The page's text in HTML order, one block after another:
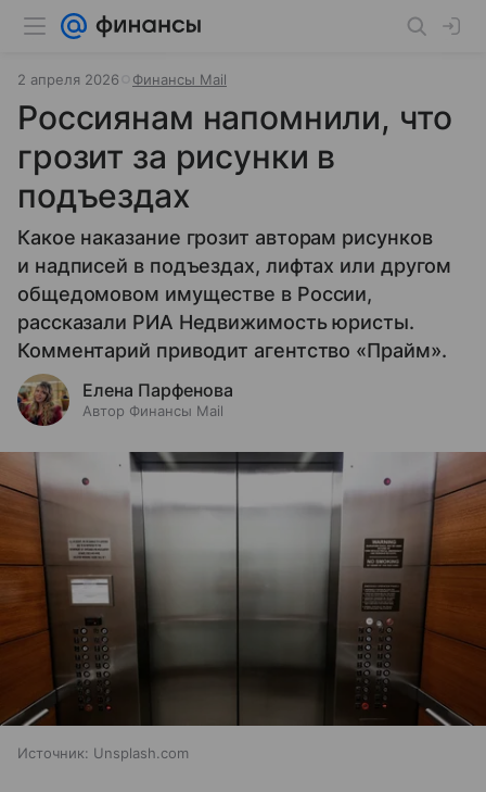
2 апреля 2026 Финансы Mail
Россиянам напомнили, что
грозит за рисунки в
подъездах
Какое наказание грозит авторам рисунков
и надписей в подъездах, лифтах или другом
общедомовом имуществе в России,
рассказали РИА Недвижимость юристы.
Комментарий приводит агентство «Прайм».
Елена Парфенова
Автор Финансы Mail
Источник: Unsplash.com